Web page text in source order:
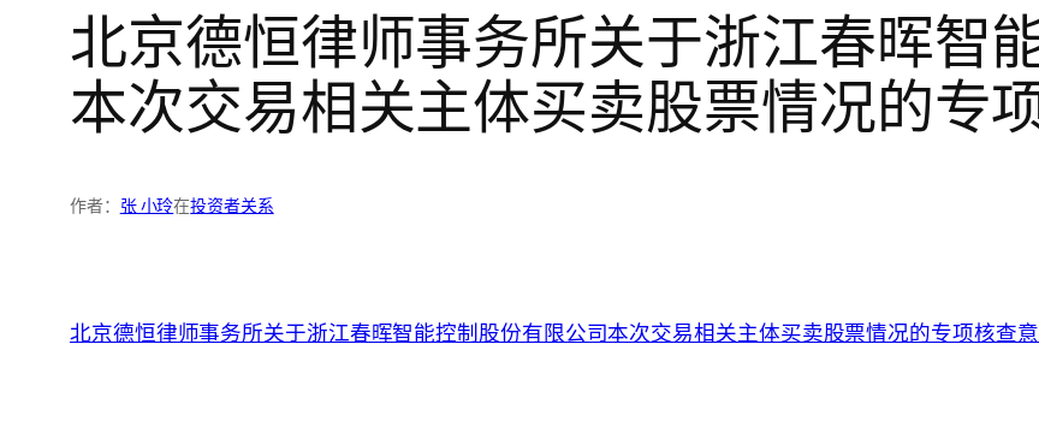
北京德恒律师事务所关于浙江春晖智
本次交易相关主体买卖股票情况的专
作者： 张 小玲在投资者关系
北京德恒律师事务所关于浙江春晖智能控制股份有限公司本次交易相关主体买卖股票情况的专项核查